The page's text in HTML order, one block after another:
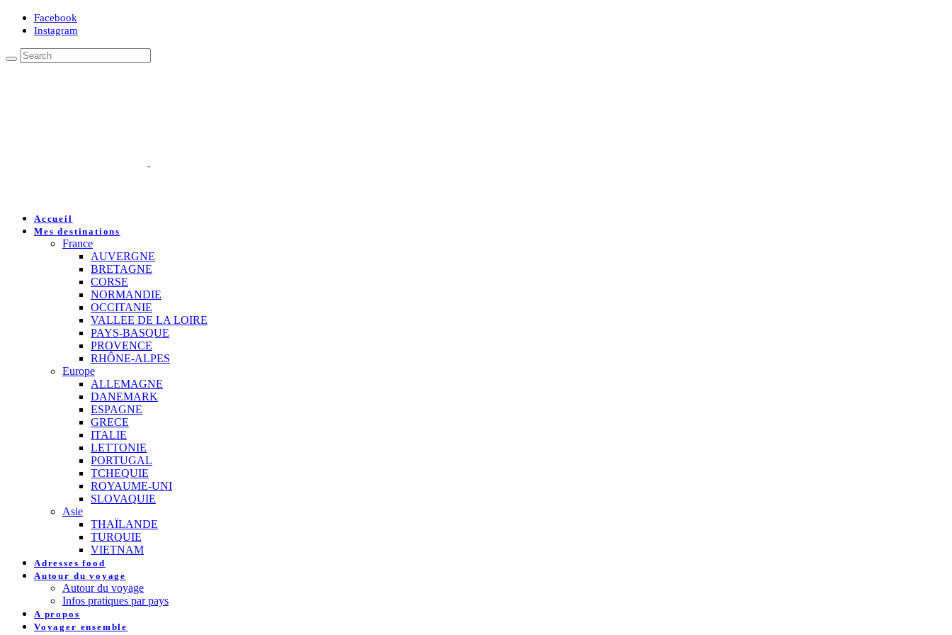
Facebook
Instagram
Accueil
Mes destinations
France
AUVERGNE
BRETAGNE
CORSE
NORMANDIE
OCCITANIE
VALLEE DE LA LOIRE
PAYS-BASQUE
PROVENCE
RHÔNE-ALPES
Europe
ALLEMAGNE
DANEMARK
ESPAGNE
GRECE
ITALIE
LETTONIE
PORTUGAL
TCHEQUIE
ROYAUME-UNI
SLOVAQUIE
Asie
THAÏLANDE
TURQUIE
VIETNAM
Adresses food
Autour du voyage
Autour du voyage
Infos pratiques par pays
A propos
Voyager ensemble